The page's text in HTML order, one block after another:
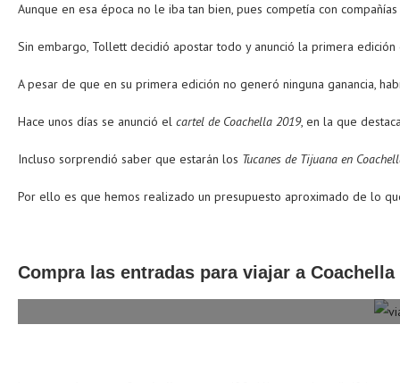
Aunque en esa época no le iba tan bien, pues competía con
Sin embargo, Tollett decidió apostar todo y anunció la primera
A pesar de que en su primera edición no generó ninguna ganancia,
Hace unos días se anunció el cartel de Coachella 2019, en la que
Incluso sorprendió saber que estarán los Tucanes de Tijuana en
Por ello es que hemos realizado un presupuesto aproximado de lo
Compra las entradas para viajar a Coachella